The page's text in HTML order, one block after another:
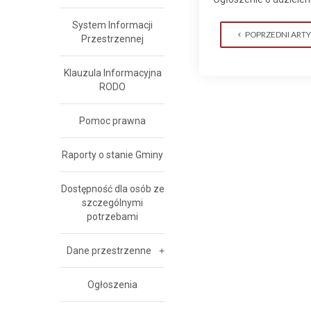
POPRZEDNI
System Informacji
Przestrzennej
Klauzula Informacyjna
RODO
Pomoc prawna
Raporty o stanie Gminy
Dostępność dla osób ze
szczególnymi
potrzebami
Dane przestrzenne
Ogłoszenia